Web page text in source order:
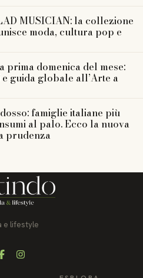
MUSICIAN: la collezione
moda, cultura pop e
prima domenica del mese:
guida globale all’Arte a
famiglie italiane più
al palo. Ecco la nuova
prudenza
e lifestyle
FacebookInstagram